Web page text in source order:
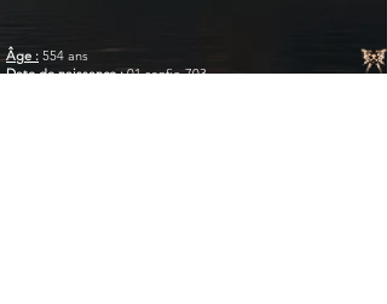
Âge : 554 ans
Date de naissance :01 sanfio 703